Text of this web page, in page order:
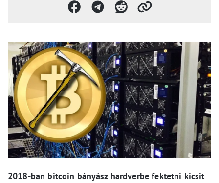
2018-ban bitcoin bányász hardverbe fektetni kicsit